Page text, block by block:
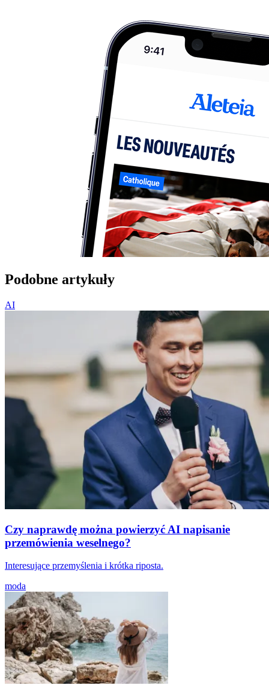
Podobne artykuły
AI
Czy naprawdę można powierzyć AI napisanie
przemówienia weselnego?
Interesujące przemyślenia i krótka riposta.
moda